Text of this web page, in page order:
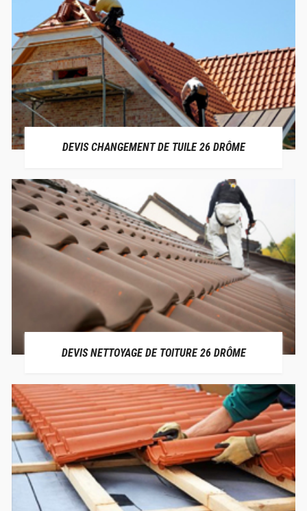
DEVIS CHANGEMENT DE TUILE 26 DRÔME
DEVIS NETTOYAGE DE TOITURE 26 DRÔME